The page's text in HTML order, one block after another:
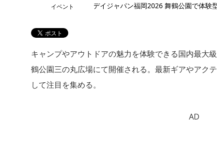
イベント
キャンプやアウトドアの魅力を体験できる国内最大
鶴公園三の丸広場にて開催される。最新ギアやアク
して注目を集める。
AD